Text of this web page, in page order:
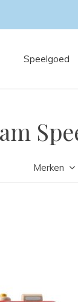
Speelgoed
Merken